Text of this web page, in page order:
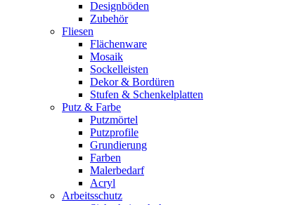
Designböden
Zubehör
Fliesen
Flächenware
Mosaik
Sockelleisten
Dekor & Bordüren
Stufen & Schenkelplatten
Putz & Farbe
Putzmörtel
Putzprofile
Grundierung
Farben
Malerbedarf
Acryl
Arbeitsschutz